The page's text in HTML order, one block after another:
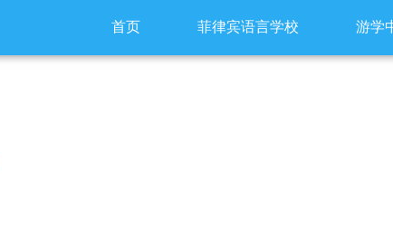
首页 菲律宾语言学校 游学